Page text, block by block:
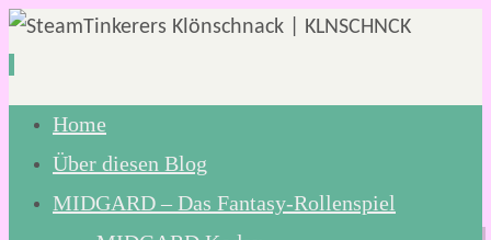
Zum
Inhalt
springen
Home
Über diesen Blog
MIDGARD – Das Fantasy-Rollenspiel